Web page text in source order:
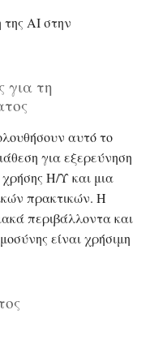
της AI στην
για τη
αυτό το
για εξερεύνηση
χρήσης Η/Υ και μια
πρακτικών. Η
περιβάλλοντα και
είναι χρήσιμη